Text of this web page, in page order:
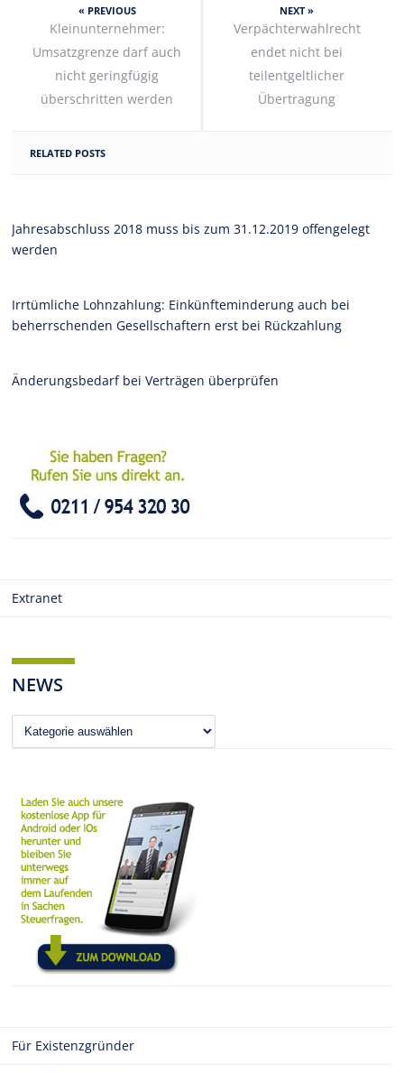
« PREVIOUS
Kleinunternehmer:
Umsatzgrenze darf auch
nicht geringfügig
überschritten werden
NEXT »
Verpächterwahlrecht
endet nicht bei
teilentgeltlicher
Übertragung
RELATED POSTS
Jahresabschluss 2018 muss bis zum 31.12.2019 offengelegt
werden
Irrtümliche Lohnzahlung: Einkünfteminderung auch bei
beherrschenden Gesellschaftern erst bei Rückzahlung
Änderungsbedarf bei Verträgen überprüfen
Extranet
NEWS
News
Für Existenzgründer